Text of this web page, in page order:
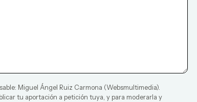
Miguel Ángel Ruiz Carmona (Websmultimedia).
tu aportación a petición tuya, y para moderarla y